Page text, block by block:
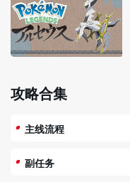
攻略合集
主线流程
副任务